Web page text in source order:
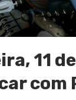
11
com